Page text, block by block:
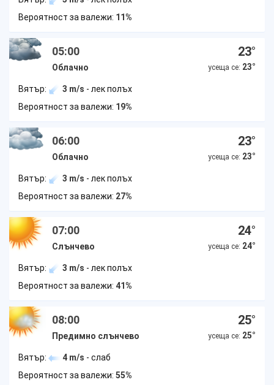
Вероятност за валежи: 11%
05:00
Облачно
23°
усеща се: 23°
Вятър: 3 m/s - лек полъх
Вероятност за валежи: 19%
06:00
Облачно
23°
усеща се: 23°
Вятър: 3 m/s - лек полъх
Вероятност за валежи: 27%
07:00
Слънчево
24°
усеща се: 24°
Вятър: 3 m/s - лек полъх
Вероятност за валежи: 41%
08:00
Предимно слънчево
25°
усеща се: 25°
Вятър: 4 m/s - слаб
Вероятност за валежи: 55%